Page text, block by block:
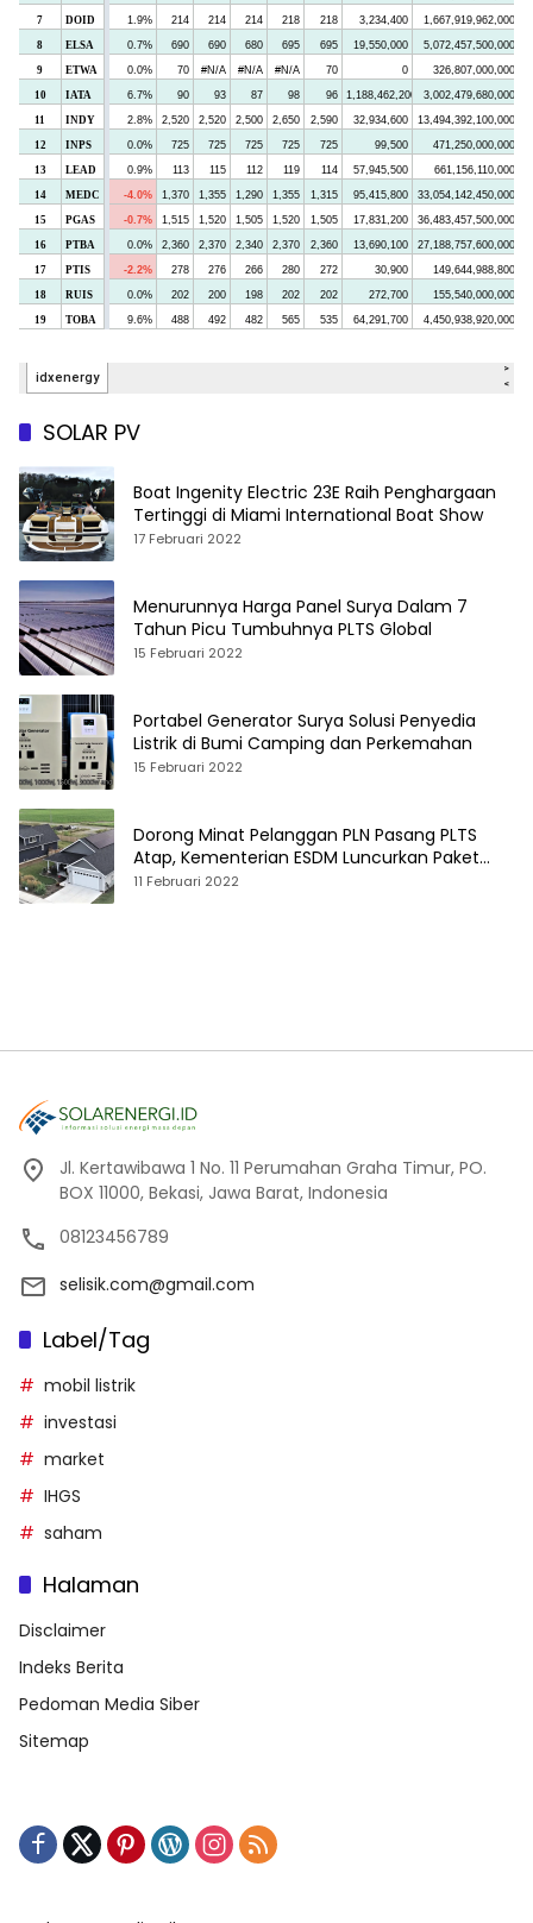
SOLAR PV
Boat Ingenity Electric 23E Raih Penghargaan
Tertinggi di Miami International Boat Show
17 Februari 2022
Menurunnya Harga Panel Surya Dalam 7
Tahun Picu Tumbuhnya PLTS Global
15 Februari 2022
Portabel Generator Surya Solusi Penyedia
Listrik di Bumi Camping dan Perkemahan
15 Februari 2022
Dorong Minat Pelanggan PLN Pasang PLTS
Atap, Kementerian ESDM Luncurkan Paket
Hibah SEF
11 Februari 2022
Jl. Kertawibawa 1 No. 11 Perumahan Graha Timur, PO.
BOX 11000, Bekasi, Jawa Barat, Indonesia
08123456789
selisik.com@gmail.com
Label/Tag
mobil listrik
investasi
market
IHGS
saham
Halaman
Disclaimer
Indeks Berita
Pedoman Media Siber
Sitemap